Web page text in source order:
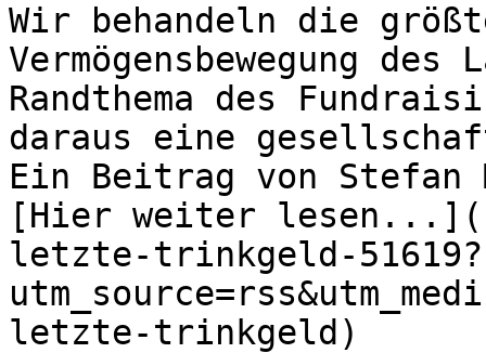
Wir behandeln die
Vermögensbewegung
Randthema des
daraus eine
Ein Beitrag von Stefan
[Hier weiter
letzte-trinkgeld-51619?
letzte-trinkgeld)